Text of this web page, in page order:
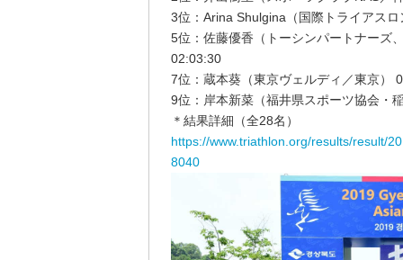
3位：Arina Shulgina（国際トライアス
5位：佐藤優香（トーシンパートナーズ
02:03:30
7位：蔵本葵（東京ヴェルディ／東京）
9位：岸本新菜（福井県スポーツ協会・
＊結果詳細（全28名）
https://www.triathlon.org/results/result/
8040